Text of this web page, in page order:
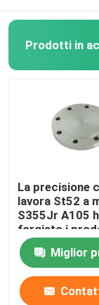
Spazii in
Spazii in
Rod d'acciaio
Tondino
Lame di
Spazio in
Prodotti in
La precisione
lavora St52 a
S355Jr A105
forgiato i
forma di anello
superficie di
Miglior